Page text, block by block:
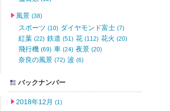
風景 (38)
スポーツ (10) ダイヤモンド富士 (7)
紅葉 (22) 鉄道 (51) 花 (112) 花火 (20)
飛行機 (69) 車 (24) 夜景 (20)
奈良の風景 (72) 波 (6)
バックナンバー
2018年12月 (1)